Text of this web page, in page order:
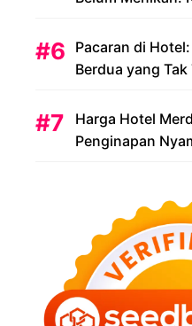
Pacaran di
Berdua yang
Harga Hotel
Penginapan